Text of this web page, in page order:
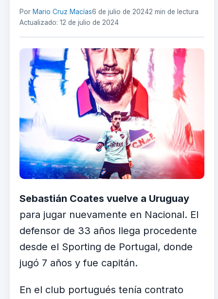
Por Mario Cruz Macías6 de julio de 20242 min de lectura
Actualizado: 12 de julio de 2024
Sebastián Coates vuelve a Uruguay
para jugar nuevamente en Nacional. El
defensor de 33 años llega procedente
desde el Sporting de Portugal, donde
jugó 7 años y fue capitán.
En el club portugués tenía contrato